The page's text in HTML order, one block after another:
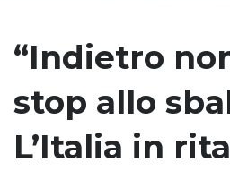
“Indietro
stop allo
L’Italia in